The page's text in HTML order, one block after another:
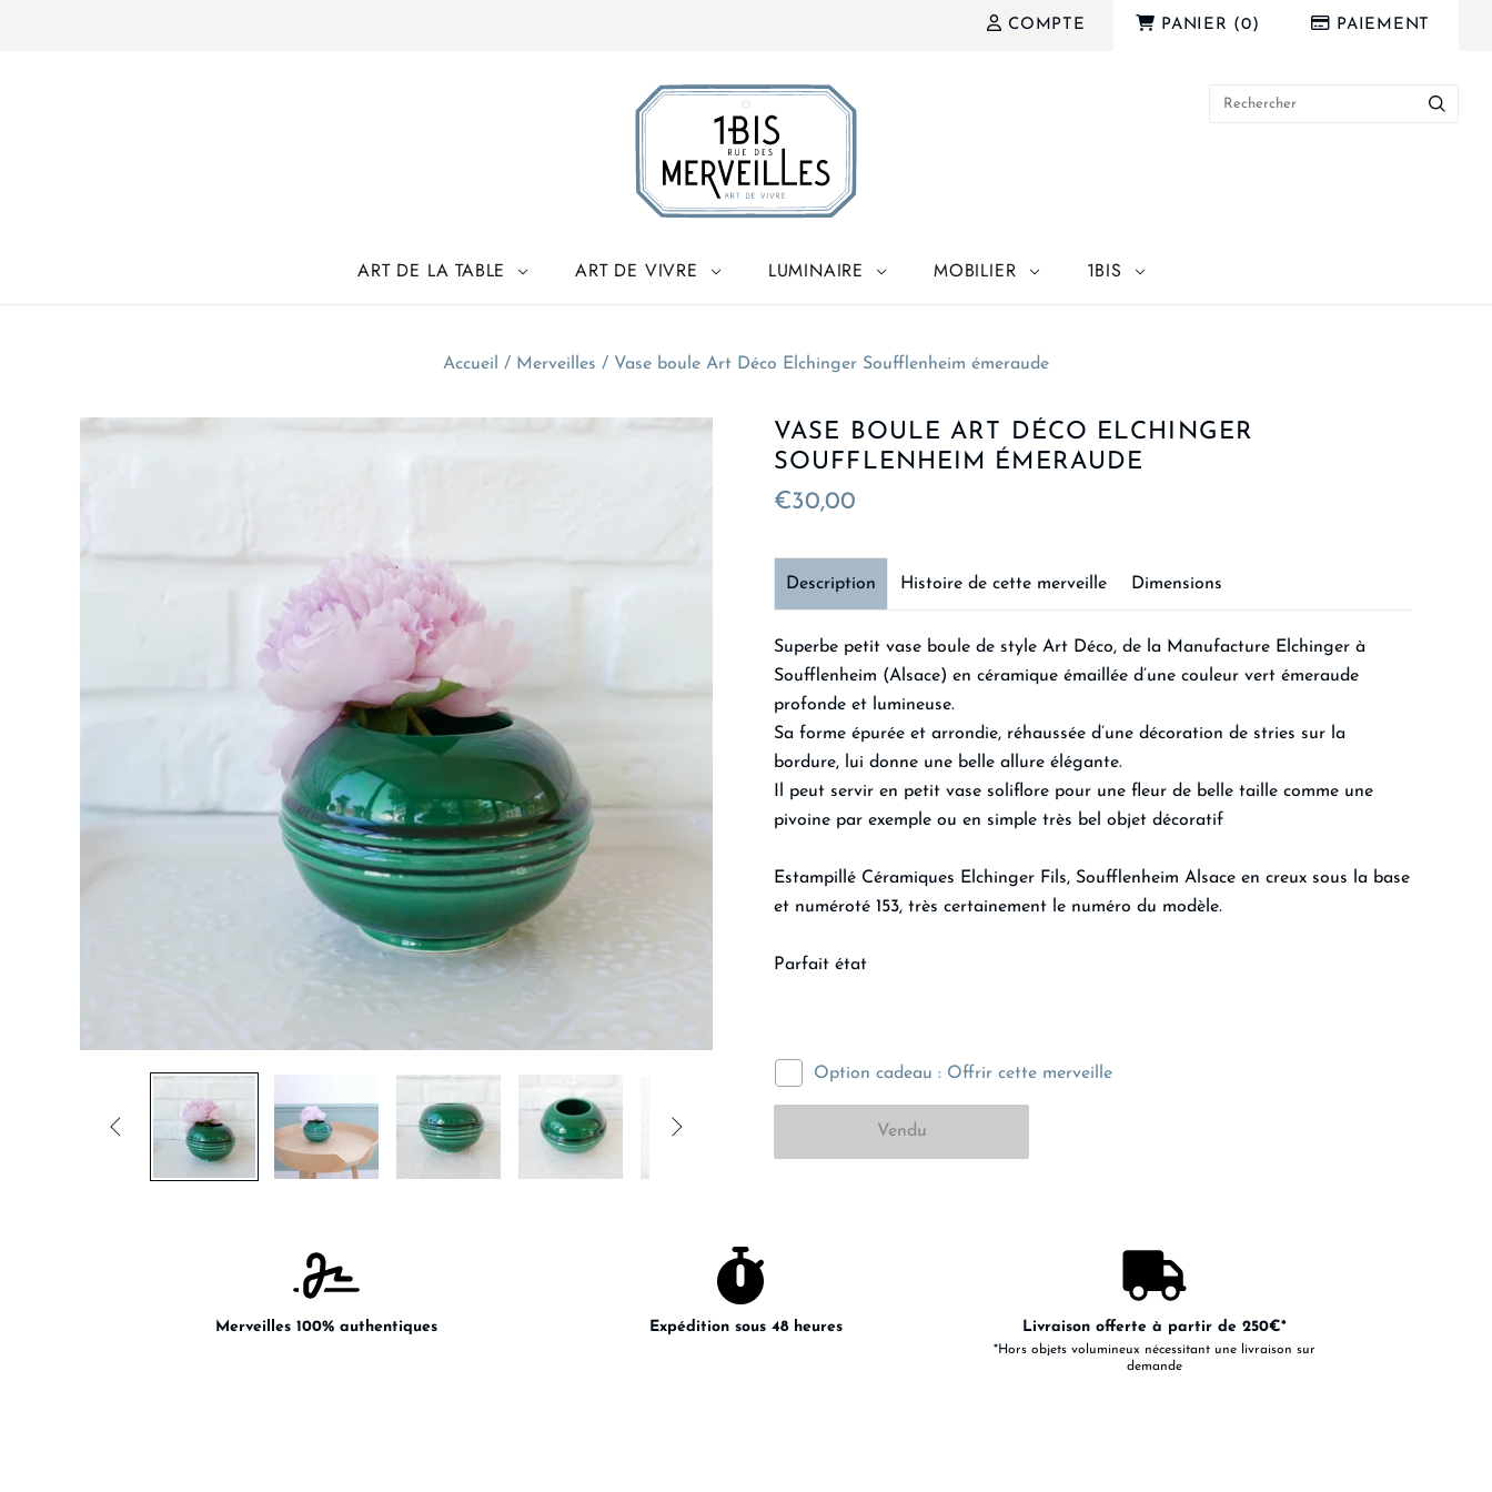
COMPTE PANIER (0 ) PAIEMENT
ART DE LA TABLE ART DE VIVRE LUMINAIRE MOBILIER 1BIS
Accueil / Merveilles / Vase boule Art Déco Elchinger Soufflenheim émeraude
 
VASE BOULE ART DÉCO ELCHINGER
SOUFFLENHEIM ÉMERAUDE
€30,00
Description
Superbe petit vase boule de style Art Déco, de la Manufacture Elchinger à
Soufflenheim (Alsace) en céramique émaillée d’une couleur vert émeraude
profonde et lumineuse.
Sa forme épurée et arrondie, réhaussée d’une décoration de stries sur la
bordure, lui donne une belle allure élégante.
Il peut servir en petit vase soliflore pour une fleur de belle taille comme une
pivoine par exemple ou en simple très bel objet décoratif
Estampillé Céramiques Elchinger Fils, Soufflenheim Alsace en creux sous la base
et numéroté 153, très certainement le numéro du modèle.
Parfait état
Histoire de cette merveille Dimensions
Option cadeau : Offrir cette merveille
Merveilles 100% authentiques Expédition sous 48 heures Livraison offerte à partir de 250€*
*Hors objets volumineux nécessitant une livraison sur
demande